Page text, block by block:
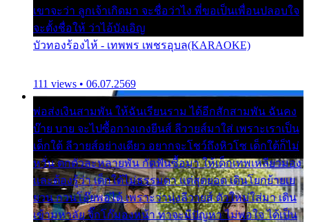
เขาจะว่า ลูกเจ้าเกิดมา จะชื่อว่าไง พี่ขอเป็นเพื่อนปลอบใจ
จะตั้งชื่อให้ ว่าไอ้บังเอิญ
บัวทองร้องไห้ - เทพพร เพชรอุบล(KARAOKE)
111 views • 06.07.2569
พ่อส่งเงินสามพัน ให้ฉันเรียนราม ได้อีกสักสามพัน ฉันคง
บ๊าย บาย จะไปซื้อกางเกงยีนส์ ลีวายส์มาใส่ เพราะเราเป็น
เด็กใต้ ลีวายส์อย่างเดียว อยากจะโชว์ถึงหิวโซ เด็กใต้ก็ไม่
หวั่น ตกตัวละหลายพัน กัดฟันซื้อมา ให้เด็กเทพเหลียวมอง
และต้องรู้ว่า เด็กใต้ไม่ธรรมดา แต่สุดยอด เดินโยกย้ายเย
ยวน กวนโอ๊ยพอได้ เพราะว่านุ่งลีวายส์ ตัวใหม่ใส่มา เดิน
เข้ามหาลัย จิ๊กโก๊มองหน้า ท่าจะมีปัญหา ไม่พอใจ ได้เป็น